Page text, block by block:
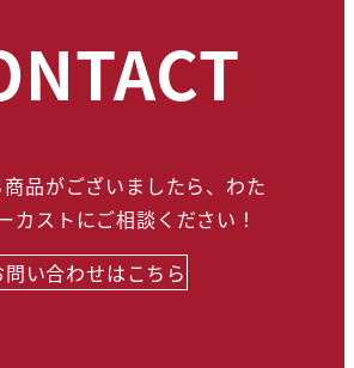
品がございましたら、わた
カストにご相談ください！
問い合わせはこちら